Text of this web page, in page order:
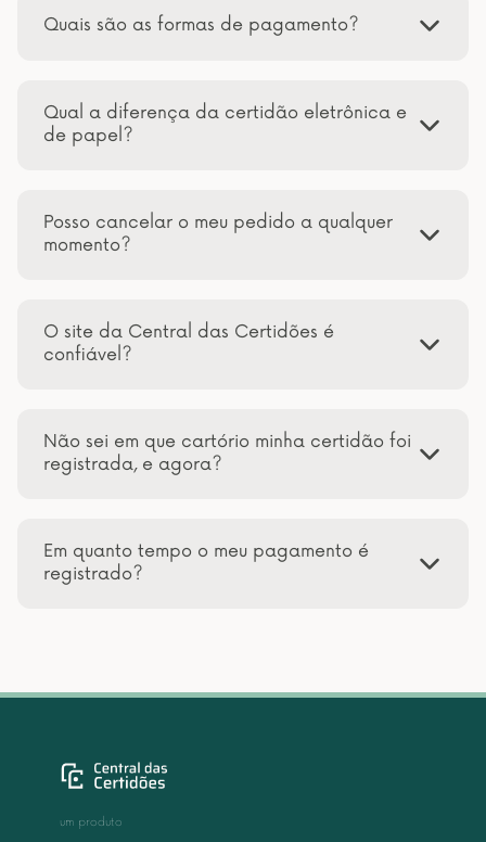
Quais são as formas de pagamento?
Qual a diferença da certidão eletrônica e
de papel?
Posso cancelar o meu pedido a qualquer
momento?
O site da Central das Certidões é
confiável?
Não sei em que cartório minha certidão foi
registrada, e agora?
Em quanto tempo o meu pagamento é
registrado?
um produto